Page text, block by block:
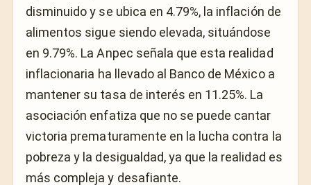
disminuido y se ubica en 4.79%, la inflación de
alimentos sigue siendo elevada, situándose
en 9.79%. La Anpec señala que esta realidad
inflacionaria ha llevado al Banco de México a
mantener su tasa de interés en 11.25%. La
asociación enfatiza que no se puede cantar
victoria prematuramente en la lucha contra la
pobreza y la desigualdad, ya que la realidad es
más compleja y desafiante.